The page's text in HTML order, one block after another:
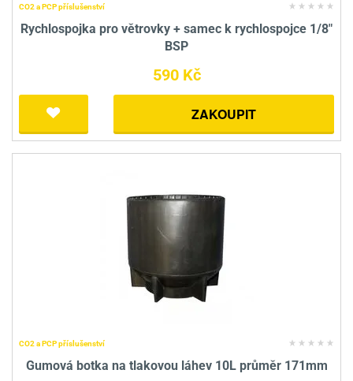
CO2 a PCP příslušenství
Rychlospojka pro větrovky + samec k rychlospojce 1/8"
BSP
590 Kč
ZAKOUPIT
CO2 a PCP příslušenství
Gumová botka na tlakovou láhev 10L průměr 171mm